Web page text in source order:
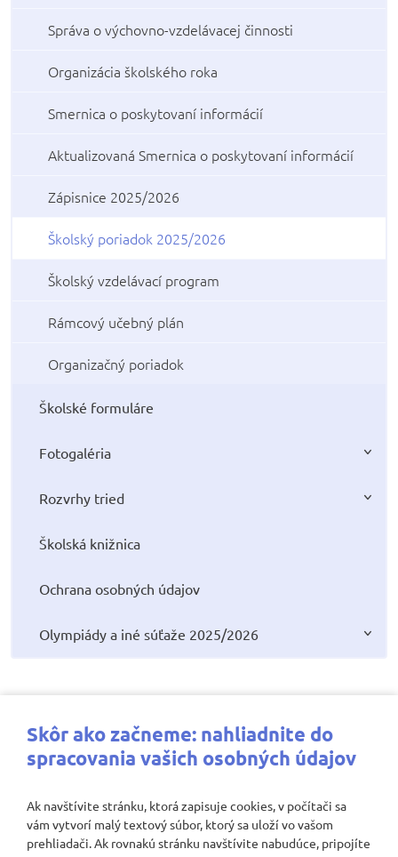
Správa o výchovno-vzdelávacej činnosti
Organizácia školského roka
Smernica o poskytovaní informácií
Aktualizovaná Smernica o poskytovaní informácií
Zápisnice 2025/2026
Školský poriadok 2025/2026
Školský vzdelávací program
Rámcový učebný plán
Organizačný poriadok
Školské formuláre
Fotogaléria
Rozvrhy tried
Školská knižnica
Ochrana osobných údajov
Olympiády a iné súťaže 2025/2026
Najbližšie aktivity
Nenašli sa žiadne záznamy
Skôr ako začneme: nahliadnite do
spracovania vašich osobných údajov
Ak navštívite stránku, ktorá zapisuje cookies, v počítači sa
vám vytvorí malý textový súbor, ktorý sa uloží vo vašom
prehliadači. Ak rovnakú stránku navštívite nabudúce, pripojíte